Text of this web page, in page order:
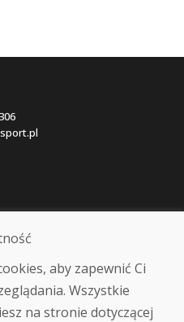
aby zapewnić Ci
Wszystkie
na stronie dotyczącej